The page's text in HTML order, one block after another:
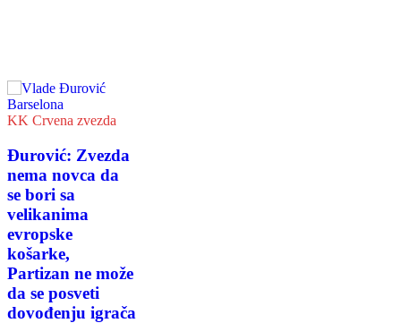
KK Crvena zvezda
Đurović: Zvezda
nema novca da
se bori sa
velikanima
evropske
košarke,
Partizan ne može
da se posveti
dovođenju igrača